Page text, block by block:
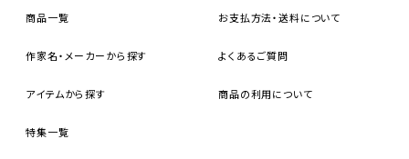
商品一覧
作家名・メーカーから探す
アイテムから探す
特集一覧
お支払方法・送料について
よくあるご質問
商品の利用について